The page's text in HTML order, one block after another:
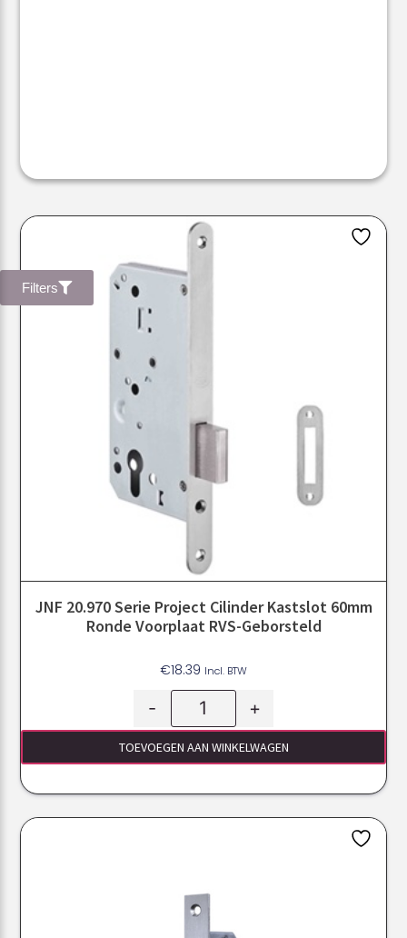
Filters
JNF 20.970 Serie Project Cilinder Kastslot 60mm
Ronde Voorplaat RVS-Geborsteld
€18.39 Incl. BTW
- +
TOEVOEGEN AAN WINKELWAGEN